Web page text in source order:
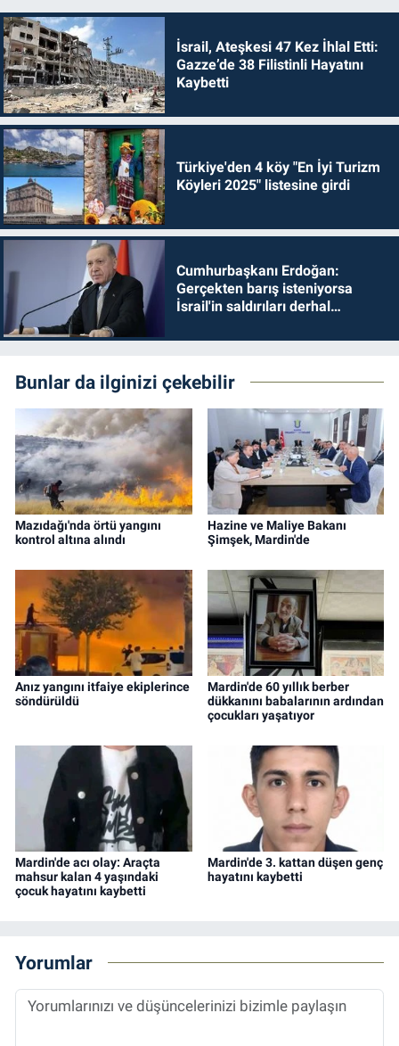
İsrail, Ateşkesi 47 Kez İhlal Etti:
Gazze’de 38 Filistinli Hayatını
Kaybetti
Türkiye'den 4 köy "En İyi Turizm
Köyleri 2025" listesine girdi
Cumhurbaşkanı Erdoğan:
Gerçekten barış isteniyorsa
İsrail'in saldırıları derhal
Bunlar da ilginizi çekebilir
Mazıdağı'nda örtü yangını
kontrol altına alındı
Hazine ve Maliye Bakanı
Şimşek, Mardin'de
Anız yangını itfaiye ekiplerince
söndürüldü
Mardin'de 60 yıllık berber
dükkanını babalarının ardından
çocukları yaşatıyor
Mardin'de acı olay: Araçta
mahsur kalan 4 yaşındaki
çocuk hayatını kaybetti
Mardin'de 3. kattan düşen genç
hayatını kaybetti
Yorumlar